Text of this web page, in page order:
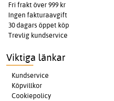
Fri frakt över 999 kr
Ingen fakturaavgift
30 dagars öppet köp
Trevlig kundservice
Viktiga länkar
Kundservice
Köpvillkor
Cookiepolicy